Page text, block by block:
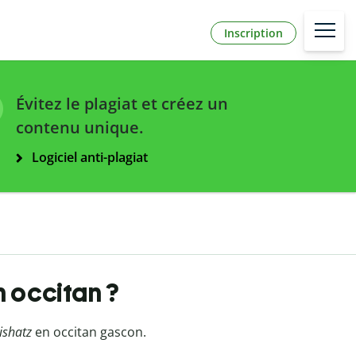
Inscription
Évitez le plagiat et créez un
contenu unique.
Logiciel anti-plagiat
occitan ?
en occitan gascon.